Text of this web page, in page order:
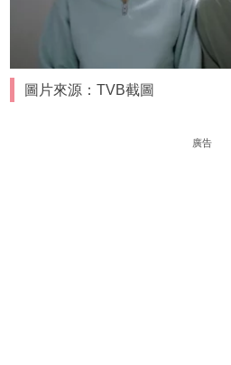
圖片來源：TVB截圖
廣告